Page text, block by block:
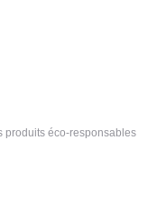
produits éco-responsables